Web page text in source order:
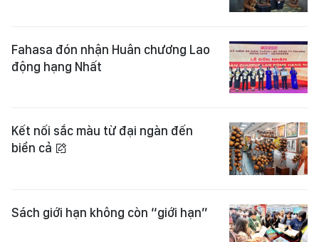
Fahasa đón nhận Huân chương Lao
động hạng Nhất
Kết nối sắc màu từ đại ngàn đến
biển cả
Sách giới hạn không còn “giới hạn”